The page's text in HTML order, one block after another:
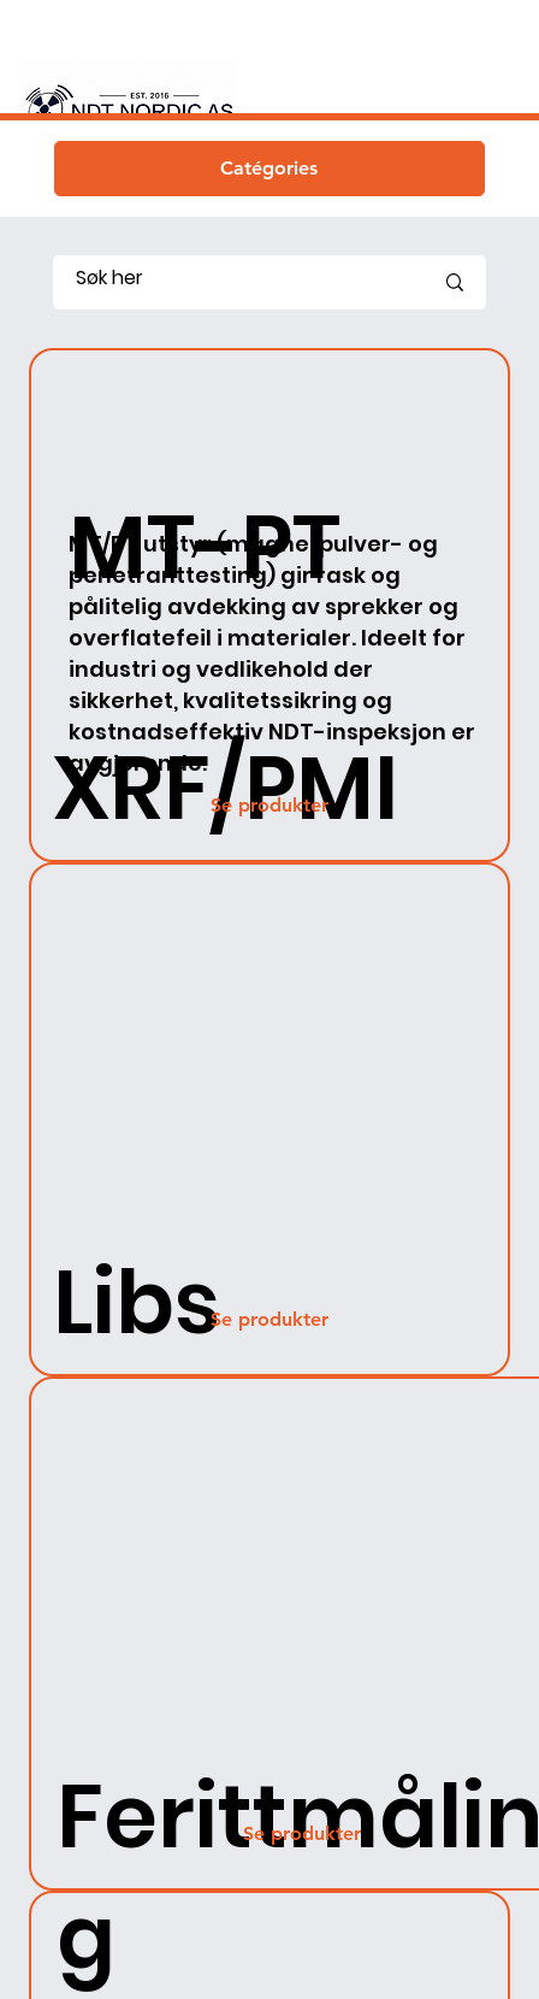
Catégories
MT-PT
MT/PT utstyr (magnetpulver- og
penetranttesting) gir rask og
pålitelig avdekking av sprekker og
overflatefeil i materialer. Ideelt for
industri og vedlikehold der
sikkerhet, kvalitetssikring og
kostnadseffektiv NDT-inspeksjon er
avgjørende.
XRF/PMI
Se produkter
LibsSe produkter
g
Se produkter